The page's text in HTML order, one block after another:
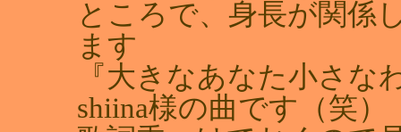
ところで、身長が関係
ます
『大きなあなた小さな
shiina様の曲です（笑）